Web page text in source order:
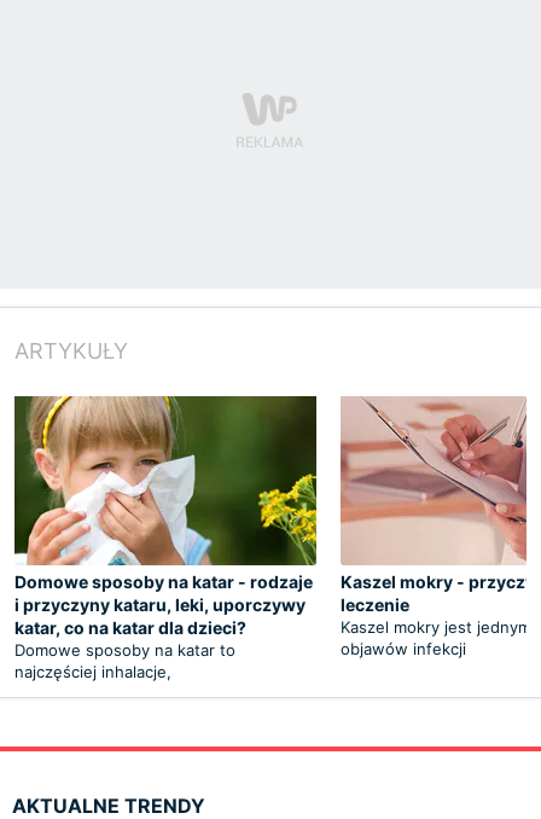
ARTYKUŁY
Domowe sposoby na katar - rodzaje
i przyczyny kataru, leki, uporczywy
katar, co na katar dla dzieci?
Domowe sposoby na katar to
najczęściej inhalacje,
Kaszel mokry -
leczenie
Kaszel mokry jest jednym
objawów infekcji
AKTUALNE TRENDY